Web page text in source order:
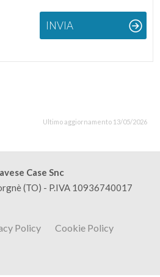
INVIA
Ultimo aggiornamento 13/05/2026
Case Snc
(TO) - P.IVA 10936740017
Policy Cookie Policy